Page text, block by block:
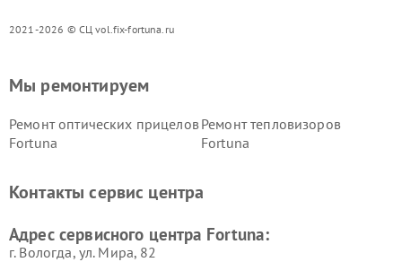
2021-2026 © СЦ vol.fix-fortuna.ru
Мы ремонтируем
Ремонт оптических прицелов
Fortuna
Ремонт тепловизоров
Fortuna
Контакты сервис центра
Адрес сервисного центра Fortuna:
г. Вологда, ул. Мира, 82